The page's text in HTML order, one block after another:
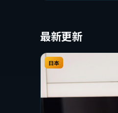
最新更新
日本